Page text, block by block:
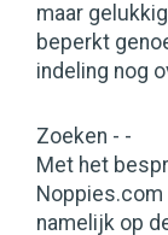
maar
beperkt
indeling nog
Zoeken - -
Met het
namelijk op